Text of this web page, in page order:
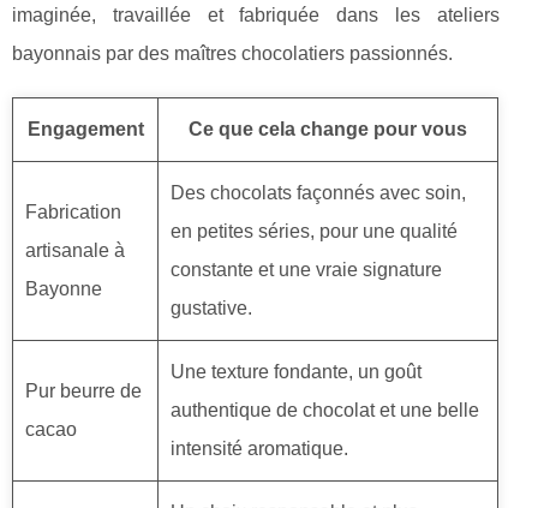
imaginée, travaillée et fabriquée dans les ateliers
bayonnais par des maîtres chocolatiers passionnés.
Engagement Ce que cela change pour vous
Fabrication
artisanale à
Bayonne
Des chocolats façonnés avec soin,
en petites séries, pour une qualité
constante et une vraie signature
gustative.
Pur beurre de
cacao
Une texture fondante, un goût
authentique de chocolat et une belle
intensité aromatique.